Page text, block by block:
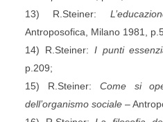
13) R.Steiner:
Antroposofica, Milano 1981,
14) R.Steiner: I punti
p.209;
15) R.Steiner: Come si
dell’organismo sociale–